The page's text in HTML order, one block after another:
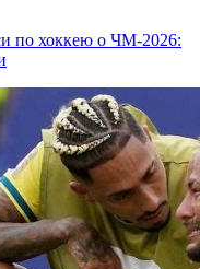
по хоккею о ЧМ-2026: